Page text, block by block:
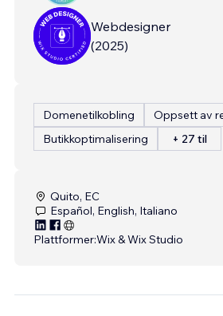
Webdesigner
(2025)
Domenetilkobling
Butikkoptimalisering
+ 27 til
Quito, EC
Español, English, Italiano
Plattformer:Wix & Wix Studio